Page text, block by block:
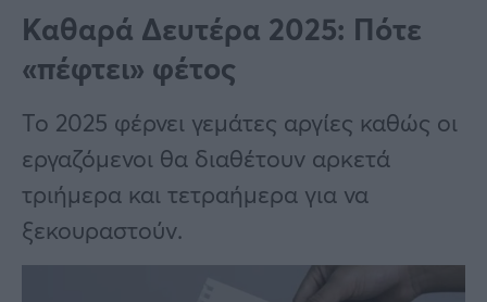
Πολιτική
Τράπεζες
Επιδοτήσεις
ΕΣΠΑ
Κόσμος
Lifestyle
Αθλητικά
Υγεία
Καθαρά Δευτέρα 2025: Πότε
«πέφτει» φέτος
Το 2025 φέρνει γεμάτες αργίες καθώς οι
εργαζόμενοι θα διαθέτουν αρκετά
τριήμερα και τετραήμερα για να
ξεκουραστούν.